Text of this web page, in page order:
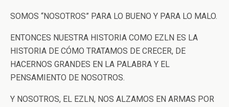
SOMOS “NOSOTROS” PARA LO BUENO Y PARA LO MALO.
ENTONCES NUESTRA HISTORIA COMO EZLN ES LA
HISTORIA DE CÓMO TRATAMOS DE CRECER, DE
HACERNOS GRANDES EN LA PALABRA Y EL
PENSAMIENTO DE NOSOTROS.
Y NOSOTROS, EL EZLN, NOS ALZAMOS EN ARMAS POR